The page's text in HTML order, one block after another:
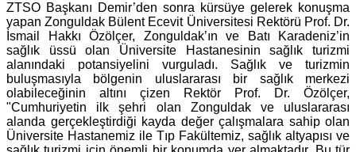
ZTSO Başkanı Demir’den sonra kürsüye gelerek konuşma
yapan Zonguldak Bülent Ecevit Üniversitesi Rektörü Prof. Dr.
İsmail Hakkı Özölçer, Zonguldak’ın ve Batı Karadeniz’in
sağlık üssü olan Üniversite Hastanesinin sağlık turizmi
alanındaki potansiyelini vurguladı. Sağlık ve turizmin
buluşmasıyla bölgenin uluslararası bir sağlık merkezi
olabileceğinin altını çizen Rektör Prof. Dr. Özölçer,
"Cumhuriyetin ilk şehri olan Zonguldak ve uluslararası
alanda gerçekleştirdiği kayda değer çalışmalara sahip olan
Üniversite Hastanemiz ile Tıp Fakültemiz, sağlık altyapısı ve